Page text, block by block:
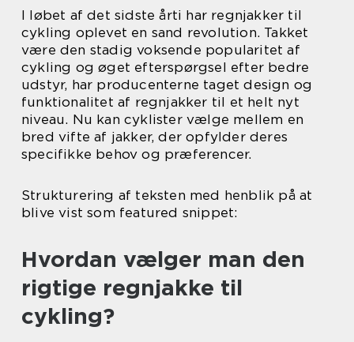
I løbet af det sidste årti har regnjakker til
cykling oplevet en sand revolution. Takket
være den stadig voksende popularitet af
cykling og øget efterspørgsel efter bedre
udstyr, har producenterne taget design og
funktionalitet af regnjakker til et helt nyt
niveau. Nu kan cyklister vælge mellem en
bred vifte af jakker, der opfylder deres
specifikke behov og præferencer.
Strukturering af teksten med henblik på at
blive vist som featured snippet:
Hvordan vælger man den
rigtige regnjakke til
cykling?